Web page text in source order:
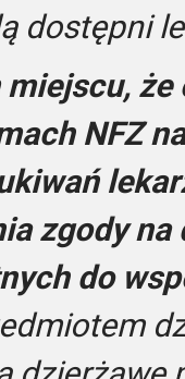
dostępni
NFZ
zgody na
do